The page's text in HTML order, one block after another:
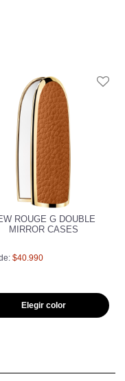
ROUGE G DOUBLE
MIRROR CASES
$40.990
Elegir color